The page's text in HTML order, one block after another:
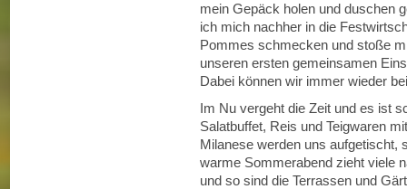
mein Gepäck holen und duschen
ich mich nachher in die
Pommes schmecken und stoße
unseren ersten gemeinsamen
Dabei können wir immer wieder
Im Nu vergeht die Zeit und es ist
Salatbuffet, Reis und Teigwaren
Milanese werden uns aufgetischt,
warme Sommerabend zieht viele
und so sind die Terrassen und